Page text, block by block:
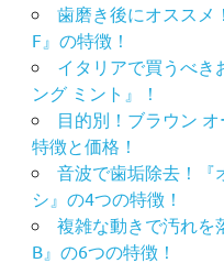
歯磨き後にオススメ
F』の特徴！
イタリアで買うべき
ング ミント』！
目的別！ブラウン
特徴と価格！
音波で歯垢除去！『
シ』の4つの特徴！
複雑な動きで汚れを
B』の6つの特徴！